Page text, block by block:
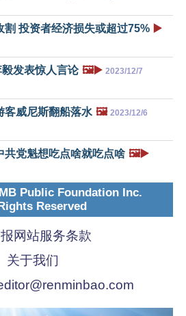
割 投资者经济损失或超过75% ▶️
发表惊人言论 🖼️▶️ 2023/12/7
客威尼斯翻船落水 🖼️ 2023/12/6
共党魁想吃点啥就吃点啥 🖼️▶️
Public Foundation Inc.
Reserved
网站服务条款
关于我们